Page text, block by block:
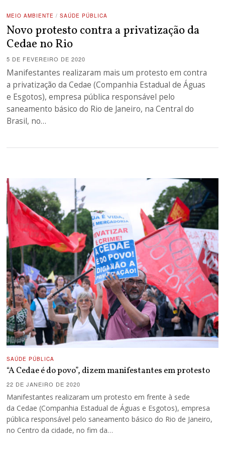
MEIO AMBIENTE / SAÚDE PÚBLICA
Novo protesto contra a privatização da
Cedae no Rio
5 DE FEVEREIRO DE 2020
Manifestantes realizaram mais um protesto em contra
a privatização da Cedae (Companhia Estadual de Águas
e Esgotos), empresa pública responsável pelo
saneamento básico do Rio de Janeiro, na Central do
Brasil, no…
SAÚDE PÚBLICA
“A Cedae é do povo”, dizem manifestantes em protesto
22 DE JANEIRO DE 2020
Manifestantes realizaram um protesto em frente à sede
da Cedae (Companhia Estadual de Águas e Esgotos), empresa
pública responsável pelo saneamento básico do Rio de Janeiro,
no Centro da cidade, no fim da…